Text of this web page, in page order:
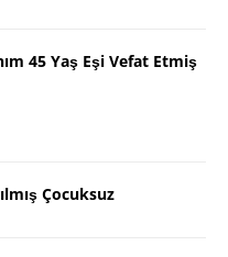
45 Yaş Eşi Vefat Etmiş
Çocuksuz